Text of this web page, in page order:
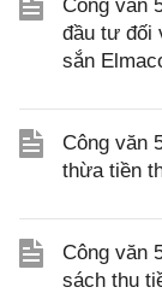
Công văn
đầu tư đối
sắn
Công văn
thừa tiền
Công văn
sách thu